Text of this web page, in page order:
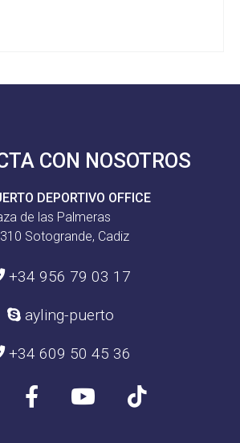
CON NOSOTROS
DEPORTIVO OFFICE
de las Palmeras
Sotogrande, Cadiz
+34 956 79 03 17
ayling-puerto
+34 609 50 45 36